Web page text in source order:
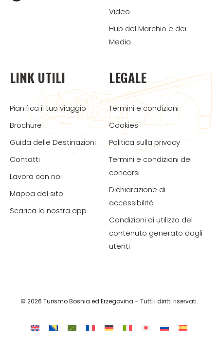
Video
Hub del Marchio e dei
Media
LINK UTILI
Pianifica il tuo viaggio
Brochure
Guida delle Destinazioni
Contatti
Lavora con noi
Mappa del sito
Scarica la nostra app
LEGALE
Termini e condizioni
Cookies
Politica sulla privacy
Termini e condizioni dei
concorsi
Dichiarazione di
accessibilità
Condizioni di utilizzo del
contenuto generato dagli
utenti
© 2026 Turismo Bosnia ed Erzegovina – Tutti i diritti riservati.